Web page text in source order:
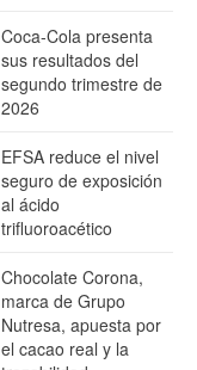
Coca-Cola presenta
sus resultados del
segundo trimestre de
2026
EFSA reduce el nivel
seguro de exposición
al ácido
trifluoroacético
Chocolate Corona,
marca de Grupo
Nutresa, apuesta por
el cacao real y la